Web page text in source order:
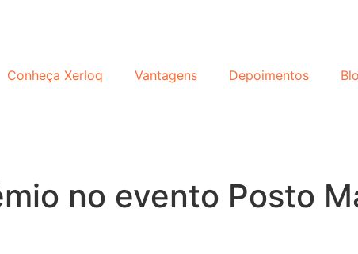
Conheça Xerloq Vantagens Depoimentos
no evento Posto